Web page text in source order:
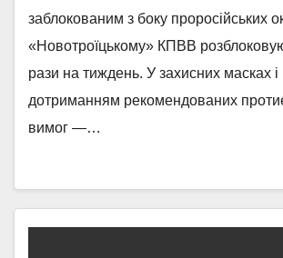
заблокованим з боку проросійських
«Новотроїцькому» КПВВ
рази на тиждень. У захисних масках і
дотриманням рекомендованих
вимог —…